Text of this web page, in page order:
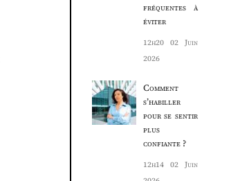
fréquentes à
éviter
12h20
02 Juin
2026
Comment
s’habiller
pour se sentir
plus
confiante ?
12h14
02 Juin